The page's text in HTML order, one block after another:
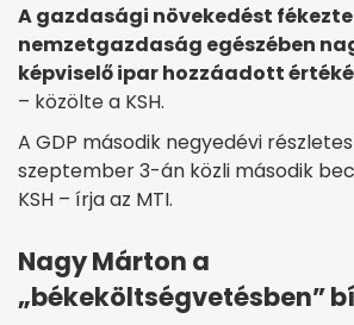
A gazdasági növekedést
nemzetgazdaság egészében
képviselő ipar hozzáadott
– közölte a KSH.
A GDP második negyedévi
szeptember 3-án közli második
KSH – írja az MTI.
Nagy Márton a
„békeköltségvetésben”